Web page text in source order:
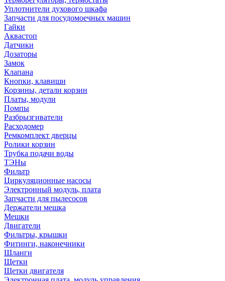
Уплотнители духового шкафа
Запчасти для посудомоечных машин
Гайки
Аквастоп
Датчики
Дозаторы
Замок
Клапана
Кнопки, клавиши
Корзины, детали корзин
Платы, модули
Помпы
Разбрызгиватели
Расходомер
Ремкомплект дверцы
Ролики корзин
Трубка подачи воды
ТЭНы
Фильтр
Циркуляционные насосы
Электронный модуль, плата
Запчасти для пылесосов
Держатели мешка
Мешки
Двигатели
Фильтры, крышки
Фитинги, наконечники
Шланги
Щетки
Щетки двигателя